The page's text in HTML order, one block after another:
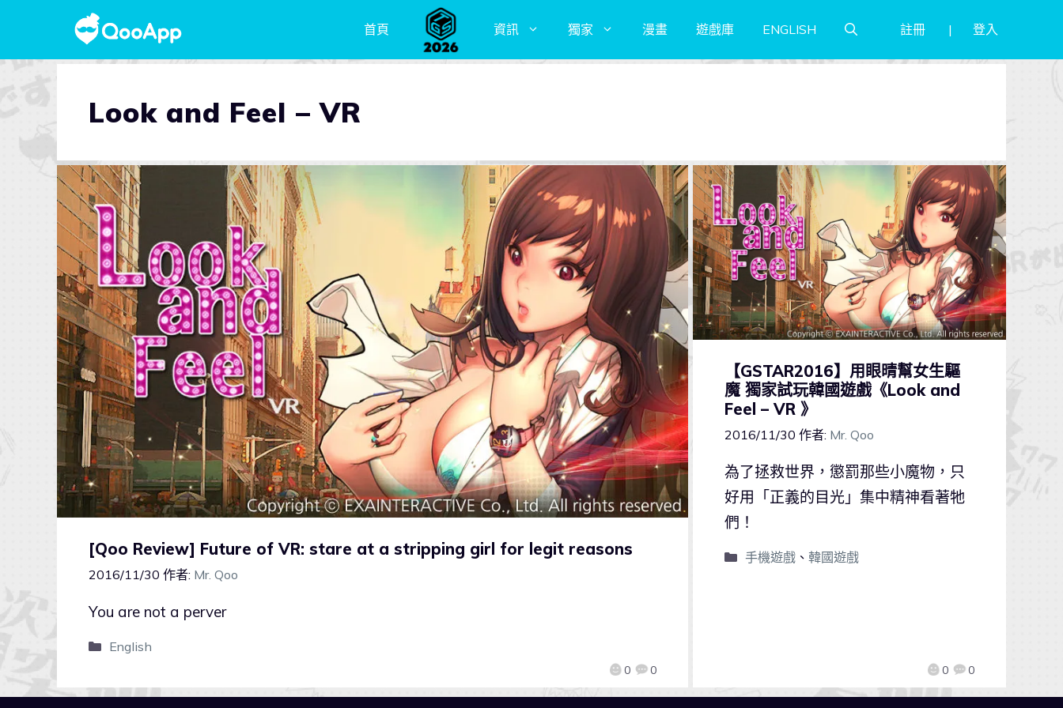
首頁 資訊 獨家 漫畫 遊戲庫 ENGLISH 註冊 登入
Look and Feel – VR
[Qoo Review] Future of VR: stare at a stripping girl for legit reasons
2016/11/30 作者: Mr. Qoo
0 0
You are not a perver
English
【GSTAR2016】用眼晴幫女生驅
魔 獨家試玩韓國遊戲《Look and
Feel – VR 》
2016/11/30 作者: Mr. Qoo
0 0
為了拯救世界，懲罰那些小魔物，只
好用「正義的目光」集中精神看著牠
們！
手機遊戲、 韓國遊戲